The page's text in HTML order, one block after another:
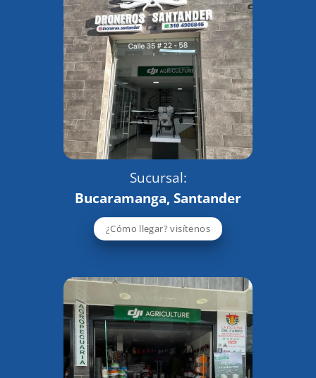
Sucursal:
Bucaramanga, Santander
¿Cómo llegar? visítenos